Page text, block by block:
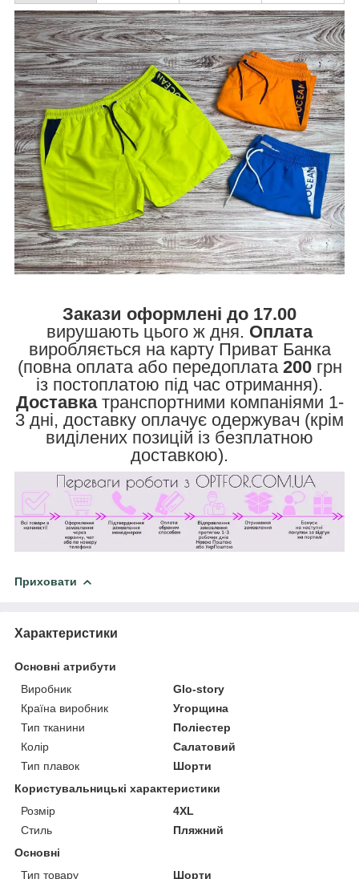
Закази оформлені до 17.00
вирушають цього ж дня. Оплата
виробляється на карту Приват Банка
(повна оплата або передоплата 200грн
із постоплатою під час отримання).
Доставкатранспортними компаніями 1-
3 дні, доставку оплачує одержувач (крім
виділених позицій із безплатною
доставкою).
Приховати
Характеристики
Основні атрибути
Виробник
Glo-story
Країна виробник
Угорщина
Тип тканини
Поліестер
Колір
Салатовий
Тип плавок
Шорти
Користувальницькі характеристики
Розмір
4XL
Стиль
Пляжний
Основні
Тип товару
Шорти